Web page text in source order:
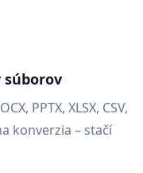
súborov
PPTX, XLSX, CSV,
konverzia – stačí